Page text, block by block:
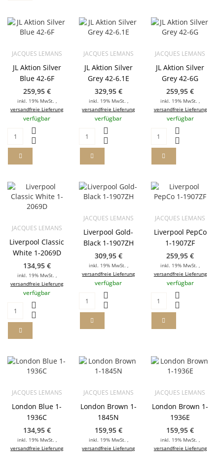
JACQUES LEMANS
JL Aktion Silver
Blue 42-6F
259,95 €
inkl. 19% MwSt. ,
versandfreie Lieferung
verfügbar
JACQUES LEMANS
JL Aktion Silver
Grey 42-6.1E
329,95 €
inkl. 19% MwSt. ,
versandfreie Lieferung
verfügbar
JACQUES LEMANS
JL Aktion Silver
Grey 42-6G
259,95 €
inkl. 19% MwSt. ,
versandfreie Lieferung
verfügbar
JACQUES LEMANS
Liverpool Classic
White 1-2069D
134,95 €
inkl. 19% MwSt. ,
versandfreie Lieferung
verfügbar
JACQUES LEMANS
Liverpool Gold-
Black 1-1907ZH
309,95 €
inkl. 19% MwSt. ,
versandfreie Lieferung
verfügbar
JACQUES LEMANS
Liverpool PepCo
1-1907ZF
259,95 €
inkl. 19% MwSt. ,
versandfreie Lieferung
verfügbar
JACQUES LEMANS
London Blue 1-
1936C
134,95 €
inkl. 19% MwSt. ,
versandfreie Lieferung
JACQUES LEMANS
London Brown 1-
1845N
159,95 €
inkl. 19% MwSt. ,
versandfreie Lieferung
JACQUES LEMANS
London Brown 1-
1936E
159,95 €
inkl. 19% MwSt. ,
versandfreie Lieferung